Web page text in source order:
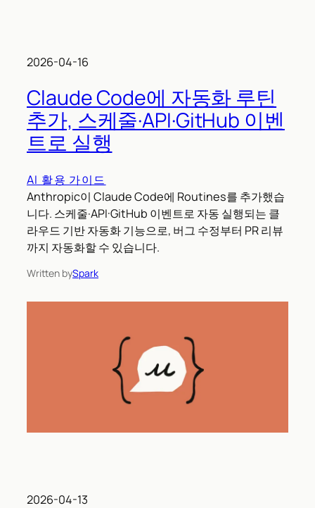
2026-04-16
Claude Code에 자동화 루틴
추가, 스케줄·API·GitHub 이벤
트로 실행
AI 활용 가이드
Anthropic이 Claude Code에 Routines를 추가했습
니다. 스케줄·API·GitHub 이벤트로 자동 실행되는 클
라우드 기반 자동화 기능으로, 버그 수정부터 PR 리뷰
까지 자동화할 수 있습니다.
Written bySpark
2026-04-13